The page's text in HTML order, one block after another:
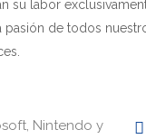
labor
de todos
Nintendo y